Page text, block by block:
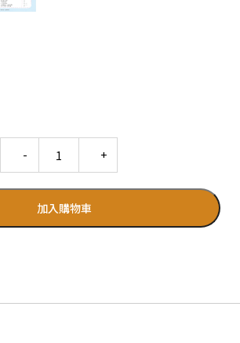
加入購物車